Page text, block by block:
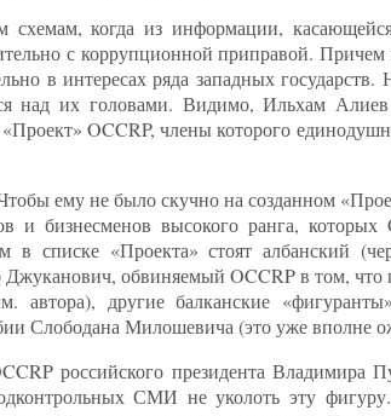
схемам, когда из информации,
с коррупционной приправой.
в интересах ряда западных
над их головами. Видимо, Ильхам
OCCRP, члены которого
ему не было скучно на созданном
и бизнесменов высокого ранга,
списке «Проекта» стоят албанский
обвиняемый OCCRP в том,
автора), другие балканские
Слободана Милошевича (это уже вполне
российского президента Владимира
СМИ не уколоть эту